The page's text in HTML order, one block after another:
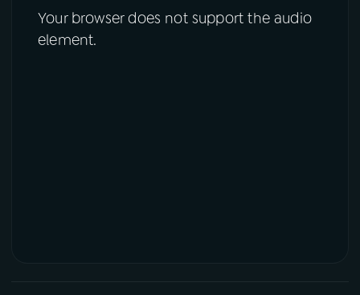
Your browser does not support the audio
element.